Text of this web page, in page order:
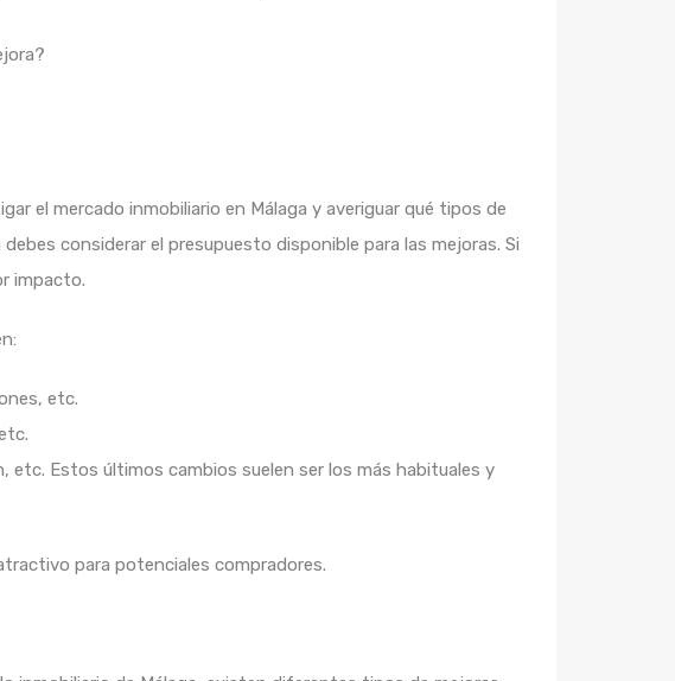
el mercado inmobiliario en Málaga y averiguar qué tipos de
considerar el presupuesto disponible para las mejoras. Si
impacto.
etc.
etc. Estos últimos cambios suelen ser los más habituales y
para potenciales compradores.